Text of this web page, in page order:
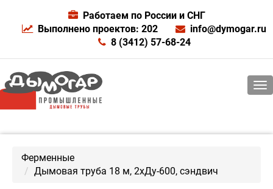
Работаем по России и СНГ
Выполнено проектов: 202
info@dymogar.ru
8 (3412) 57-68-24
Ферменные
Дымовая труба 18 м, 2хДу-600, сэндвич